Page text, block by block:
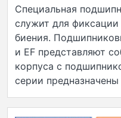
Специальная
служит для фиксации
биения.
и EF представляют
корпуса с
серии